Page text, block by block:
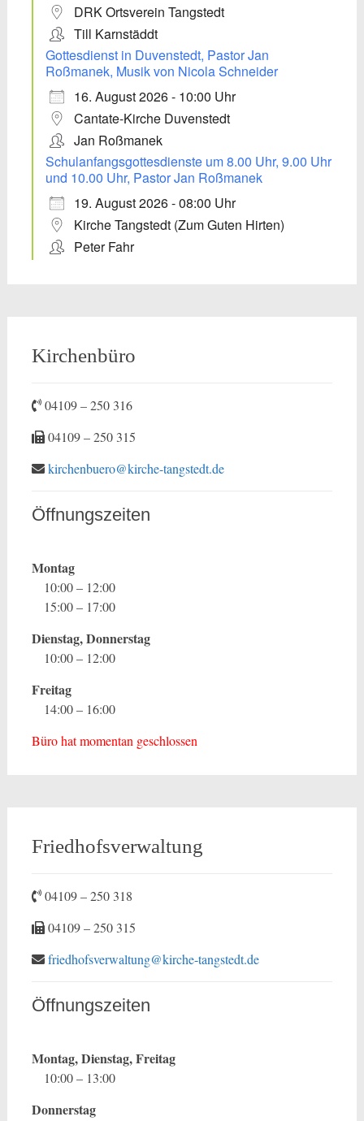
DRK Ortsverein Tangstedt
Till Karnstäddt
Gottesdienst in Duvenstedt, Pastor Jan
Roßmanek, Musik von Nicola Schneider
16. August 2026 - 10:00 Uhr
Cantate-Kirche Duvenstedt
Jan Roßmanek
Schulanfangsgottesdienste um 8.00 Uhr, 9.00 Uhr
und 10.00 Uhr, Pastor Jan Roßmanek
19. August 2026 - 08:00 Uhr
Kirche Tangstedt (Zum Guten Hirten)
Peter Fahr
Kirchenbüro
04109 – 250 316
04109 – 250 315
kirchenbuero@kirche-tangstedt.de
Öffnungszeiten
Montag
10:00 – 12:00
15:00 – 17:00
Dienstag, Donnerstag
10:00 – 12:00
Freitag
14:00 – 16:00
Büro hat momentan geschlossen
Friedhofsverwaltung
04109 – 250 318
04109 – 250 315
friedhofsverwaltung@kirche-tangstedt.de
Öffnungszeiten
Montag, Dienstag, Freitag
10:00 – 13:00
Donnerstag